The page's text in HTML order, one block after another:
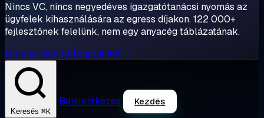
Nincs VC, nincs negyedéves igazgatótanácsi nyomás az
ügyfelek kihasználására az egress díjakon. 122 000+
fejlesztőnek felelünk, nem egy anyacég táblázatának.
Ismerje meg történetünket →
Keresés ⌘K
Bejelentkezés Kezdés